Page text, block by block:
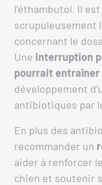
l’éthambutol. Il
scrupuleusement
concernant le
Une interruption
pourrait entraîner
développement
antibiotiques par
En plus des
recommander un
aider à renforcer
chien et soutenir